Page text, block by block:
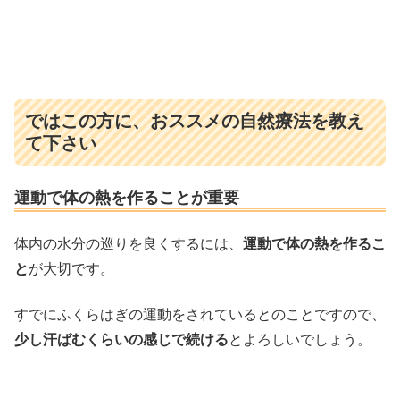
ではこの方に、おススメの自然療法を教え
て下さい
運動で体の熱を作ることが重要
体内の水分の巡りを良くするには、 運動で体の熱を作るこ
とが大切です。
すでにふくらはぎの運動をされているとのことですので、
少し汗ばむくらいの感じで続けるとよろしいでしょう。